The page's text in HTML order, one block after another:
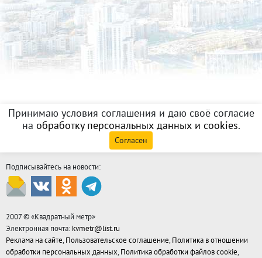
Принимаю условия соглашения и даю своё согласие
на обработку персональных данных и cookies.
Согласен
Подписывайтесь на новости:
2007 © «Квадратный метр»
Электронная почта: kvmetr@list.ru
Реклама на сайте, Пользовательское соглашение, Политика в отношении
обработки персональных данных, Политика обработки файлов cookie,